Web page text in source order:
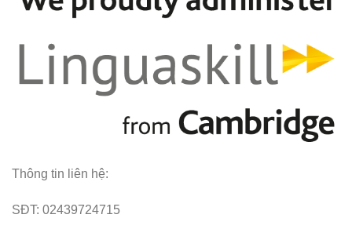
Thông tin liên hệ:
SĐT: 02439724715